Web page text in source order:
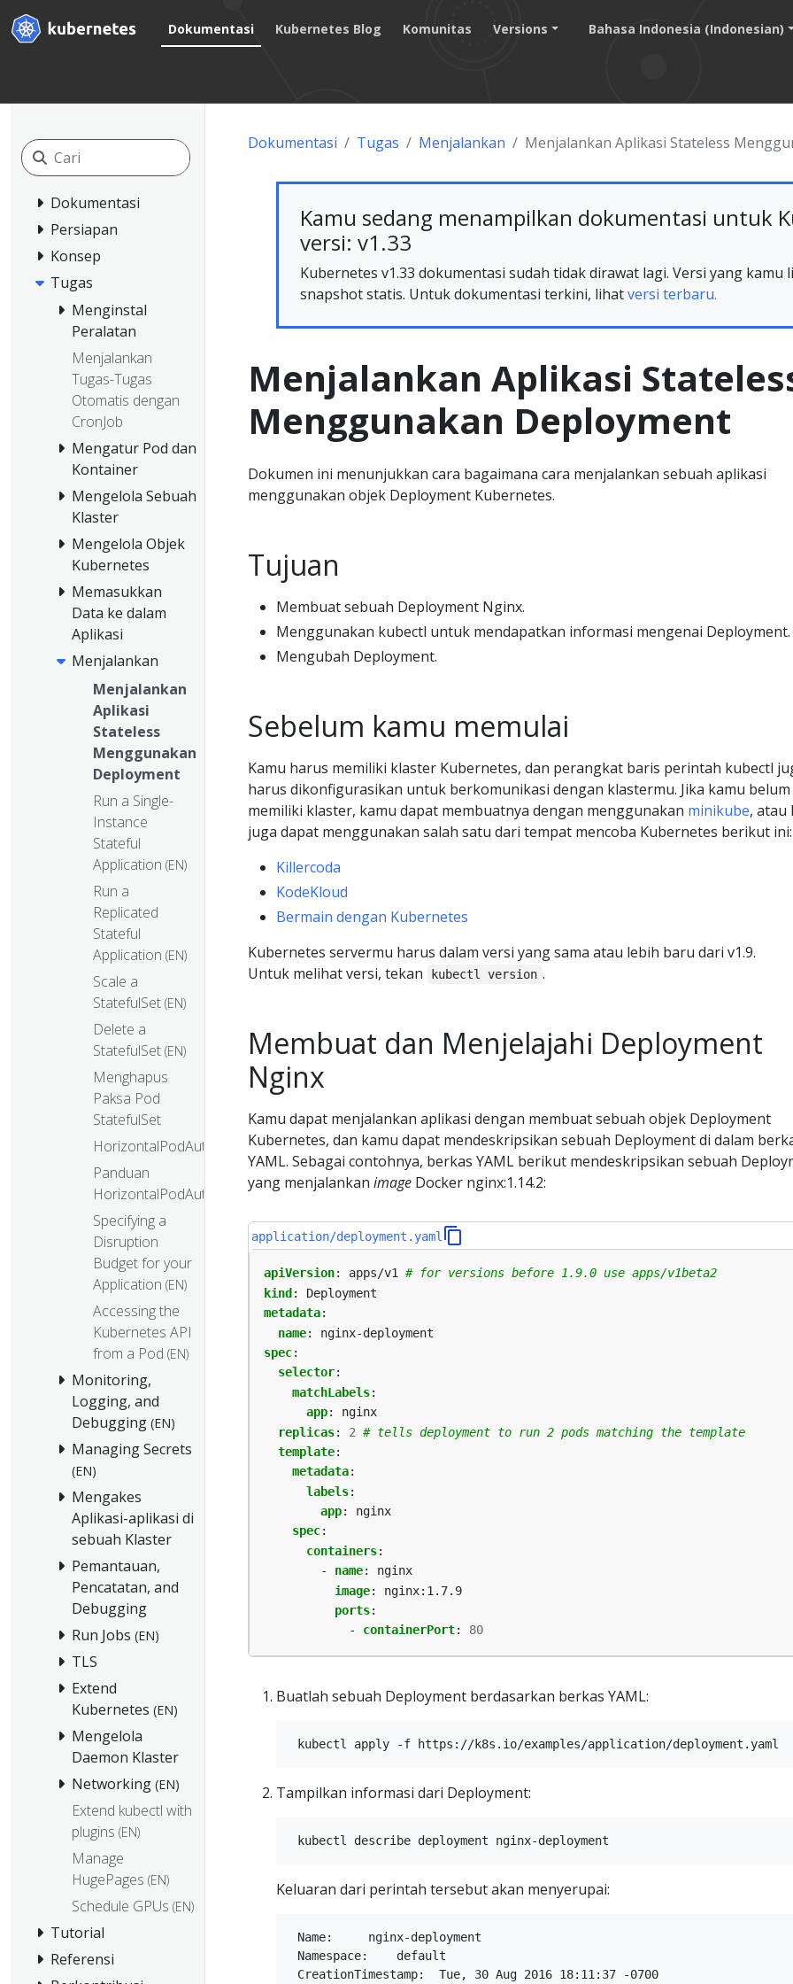
Dokumentasi Kubernetes Blog Komunitas Versions Bahasa Indonesia (Indonesian)
Dokumentasi
Persiapan
Konsep
Tugas
Menginstal
Peralatan
Menjalankan
Tugas-Tugas
Otomatis dengan
CronJob
Mengatur Pod dan
Kontainer
Mengelola Sebuah
Klaster
Mengelola Objek
Kubernetes
Memasukkan
Data ke dalam
Aplikasi
Menjalankan
Menjalankan
Aplikasi
Stateless
Menggunakan
Deployment
Run a Single-
Instance
Stateful
Application (EN)
Run a
Replicated
Stateful
Application (EN)
Scale a
StatefulSet (EN)
Delete a
StatefulSet (EN)
Menghapus
Paksa Pod
StatefulSet
HorizontalPodAutoscaler
Panduan
HorizontalPodAutoscaler
Specifying a
Disruption
Budget for your
Application (EN)
Accessing the
Kubernetes API
from a Pod (EN)
Monitoring,
Logging, and
Debugging (EN)
Managing Secrets
(EN)
Mengakes
Aplikasi-aplikasi di
sebuah Klaster
Pemantauan,
Pencatatan, and
Debugging
Run Jobs (EN)
TLS
Extend
Kubernetes (EN)
Mengelola
Daemon Klaster
Networking (EN)
Extend kubectl with
plugins (EN)
Manage
HugePages (EN)
Schedule GPUs (EN)
Tutorial
Referensi
Dokumentasi Tugas Menjalankan Menjalankan Aplikasi Stateless
Kamu sedang menampilkan dokumentasi untuk
versi: v1.33
Kubernetes v1.33 dokumentasi sudah tidak dirawat lagi. Versi yang kamu
snapshot statis. Untuk dokumentasi terkini, lihatversi terbaru.
Menjalankan Aplikasi
Menggunakan Deployment
Dokumen ini menunjukkan cara bagaimana cara menjalankan sebuah aplikasi
menggunakan objek Deployment Kubernetes.
Tujuan
Membuat sebuah Deployment Nginx.
Menggunakan kubectl untuk mendapatkan informasi mengenai Deployment.
Mengubah Deployment.
Sebelum kamu memulai
Kamu harus memiliki klaster Kubernetes, dan perangkat baris perintah kubectl
harus dikonfigurasikan untuk berkomunikasi dengan klastermu. Jika kamu belum
memiliki klaster, kamu dapat membuatnya dengan menggunakan minikube, atau
juga dapat menggunakan salah satu dari tempat mencoba Kubernetes berikut ini:
Killercoda
KodeKloud
Bermain dengan Kubernetes
Kubernetes servermu harus dalam versi yang sama atau lebih baru dari v1.9.
Untuk melihat versi, tekan
kubectl version .
Membuat dan Menjelajahi Deployment
Nginx
Kamu dapat menjalankan aplikasi dengan membuat sebuah objek Deployment
Kubernetes, dan kamu dapat mendeskripsikan sebuah Deployment di dalam
YAML. Sebagai contohnya, berkas YAML berikut mendeskripsikan sebuah
yang menjalankan image Docker nginx:1.14.2:
application/deployment.yaml
apiVersion: apps/v1 # for versions before 1.9.0 use apps/v1beta2
kind :
Deployment
metadata:
name:
nginx-deployment
spec:
selector:
matchLabels:
app:
nginx
replicas: 2 # tells deployment to run 2 pods matching the template
template:
metadata:
labels:
app:
nginx
spec:
containers:
- name:
nginx
image:
nginx:1.7.9
ports:
- containerPort: 80
Buatlah sebuah Deployment berdasarkan berkas YAML:
Tampilkan informasi dari Deployment:
Keluaran dari perintah tersebut akan menyerupai:
Name:     nginx-deployment
Namespace:    default
CreationTimestamp:  Tue, 30 Aug 2016 18:11:37 -0700